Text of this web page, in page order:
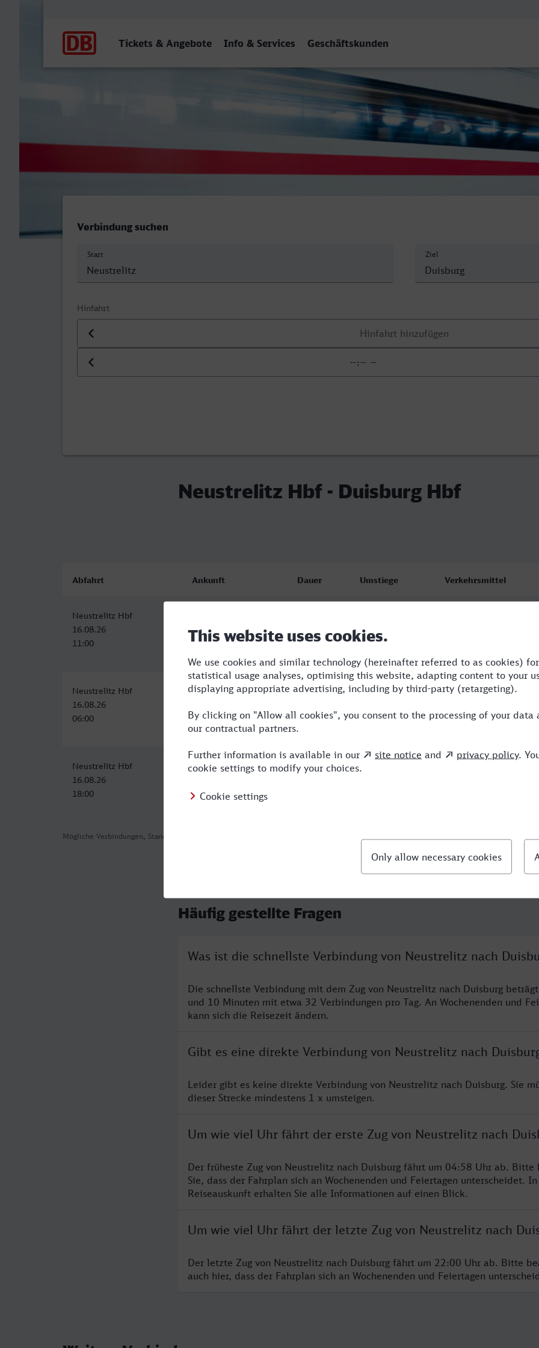
Tickets & Angebote Info & Services Geschäftskunden
Neustrelitz Hbf - Duisburg Hbf
Verbindung suchen
Start Ziel
Hinfahrt
Datum der Hinfahrt
Uhrzeit der Hinfahrt
Neustrelitz Hbf - Duisburg Hbf
Mögliche Verbindungen, Stand: 2026-08-02 04:54
Abfahrt Ankunft Dauer Umstiege Verkehrsmittel
Neustrelitz Hbf
16.08.26
11:00
16.08.26
17:10
Neustrelitz Hbf
16.08.26
06:00
Duisburg Hbf
12:42
6:42 1 RE,ICE
Neustrelitz Hbf
16.08.26
18:00
Duisburg Hbf
00:41
6:41
Häufig gestellte Fragen
Was ist die schnellste Verbindung von Neustrelitz nach
Die schnellste Verbindung mit dem Zug von Neustrelitz nach Duisburg
und 10 Minuten mit etwa 32 Verbindungen pro Tag. An Wochenenden und
kann sich die Reisezeit ändern.
Gibt es eine direkte Verbindung von Neustrelitz nach
Leider gibt es keine direkte Verbindung von Neustrelitz nach Duisburg. Sie
dieser Strecke mindestens 1 x umsteigen.
Um wie viel Uhr fährt der erste Zug von Neustrelitz nach
Der früheste Zug von Neustrelitz nach Duisburg fährt um 04:58 Uhr ab. Bitte
Sie, dass der Fahrplan sich an Wochenenden und Feiertagen unterscheidet.
Reiseauskunft erhalten Sie alle Informationen auf einen Blick.
Um wie viel Uhr fährt der letzte Zug von Neustrelitz nach
Der letzte Zug von Neustrelitz nach Duisburg fährt um 22:00 Uhr ab. Bitte
auch hier, dass der Fahrplan sich an Wochenenden und Feiertagen